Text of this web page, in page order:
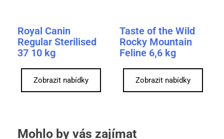
Royal Canin
Regular Sterilised
37 10 kg
Zobrazit nabídky
Taste of the Wild
Rocky Mountain
Feline 6,6 kg
Zobrazit nabídky
Mohlo by vás zajímat